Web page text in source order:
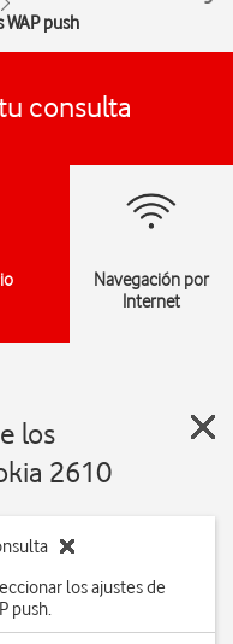
push
consulta
Navegación por
Internet
los
2610
los ajustes de
push.